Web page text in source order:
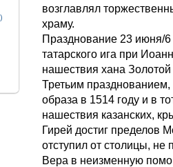
возглавлял
храму.
Празднование 23 июня/
татарского ига при
нашествия хана
Третьим
образа в 1514 году и в
нашествия казанских,
Гирей достиг пределов
отступил от столицы, не
Вера в неизменную